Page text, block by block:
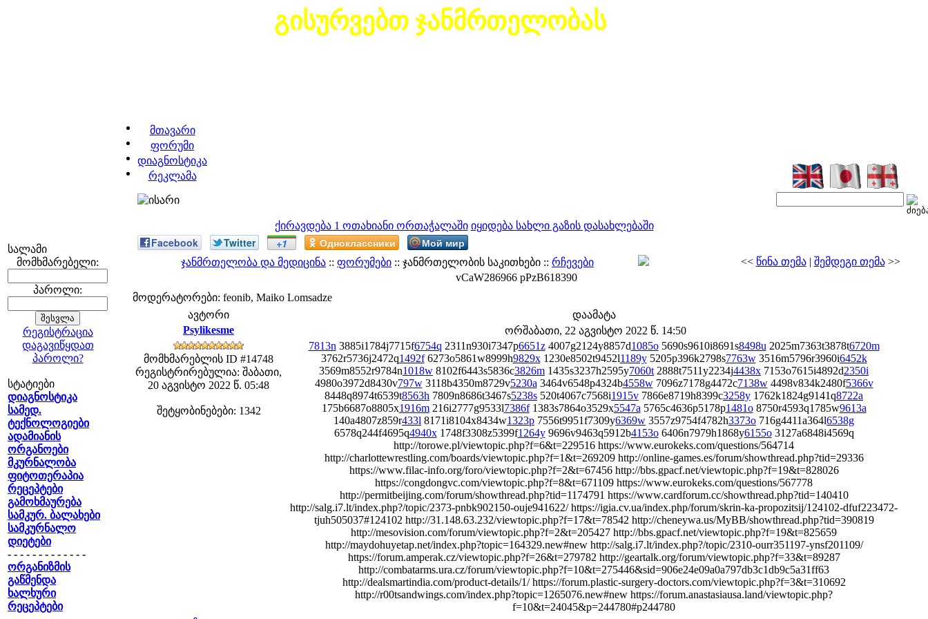
გისურვებთ ჯანმრთელობას
მთავარი
ფორუმი
დიაგნოსტიკა
რეკლამა
ქირავდება 1 ოთახიანი ორთაჭალაში იყიდება სახლი გაზის დასახლებაში
სალამი
მომხმარებელი:
პაროლი:
რეგისტრაცია
დაგავიწყდათ
პაროლი?
სტატიები
დიაგნოსტიკა
სამედ.
ტექნოლოგიები
ადამიანის
ორგანოები
მკურნალობა
ფიტოთერაპია
რეცეპტები
გამოხმაურება
სამკურ. ბალახები
სამკურნალო
დიეტები
- - - - - - - - - - - - -
ორგანიზმის
გაწმენდა
ხალხური
რეცეპტები
Facebook Twitter +1 Одноклассники Мой мир
ჯანმრთელობა და მედიცინა :: ფორუმები :: ჯანმრთელობის საკითხები :: რჩევები << წინა თემა| შემდეგი თემა>>
vCaW286966 pPzB618390
მოდერატორები: feonib, Maiko Lomsadze
ავტორი
დაამატა
Psylikesme
ორშაბათი, 22 აგვისტო 2022 წ. 14:50
მომხმარებლის ID #14748
რეგისტრირებულია: შაბათი,
20 აგვისტო 2022 წ. 05:48
შეტყობინებები: 1342
7813n 3885i1784j7715f6754q 2311n930i7347p6651z4007g2124y8857d1085o5690s9610i8691s8498u 2025m7363t3878t6720m
3762r5736j2472q1492f6273o5861w8999h9829x1230e8502t9452l1189y5205p396k2798s7763w3516m5796r3960i6452k
3569m8552r9784n1018w 8102f6443s5836c3826m 1435s3237h2595y7060t 2888t7511y2234j4438x 7153o7615i4892d2350i
4980o3972d8430v797w3118b4350m8729v5230a 3464v6548p4324b4558w7096z7178g4472c7138w4498v834k2480f5366v
8448q8974t6539t8563h 7809n8686t3467s5238s 520t4067c7568i1915v 7866e8719h8399c3258y 1762k1824g9141q8722a
175b6687o8805x1916m216i2777g9533l7386f1383s7864o3529x5547a 5765c4636p5178p1481o8750r4593q1785w9613a
140a4807z859r433l 8171i8104x8434w1323p 7556t9951f7309y6369w 3557z9754f4782h3373o 716g4411a364l6538g
6578q244f4695q4940x1748f3308z5399f1264y9696v9463q5912b4153o6406n7979h1868y6155o3127a6848i4569q
http://torowe.pl/viewtopic.php?f=6&t=229516 https://www.eurokeks.com/questions/564714
http://charlottewrestling.com/boards/viewtopic.php?f=1&t=269209 http://online-games.es/forum/showthread.php?tid=29336
https://www.filac-info.org/foro/viewtopic.php?f=2&t=67456 http://bbs.gpacf.net/viewtopic.php?f=19&t=828026
https://congdongvc.com/viewtopic.php?f=8&t=671109 https://www.eurokeks.com/questions/567778
http://permitbeijing.com/forum/showthread.php?tid=1174791 https://www.cardforum.cc/showthread.php?tid=140410
http://salg.i7.lt/index.php?/topic/2373-pnbk902150-ouje941622/ https://igia.cv.ua/index.php/forum/skrin-ka-propozitsij/124102-dfuf223472-
tjuh505037#124102 http://31.148.63.232/viewtopic.php?f=17&t=78542 http://cheneywa.us/MyBB/showthread.php?tid=390819
http://mesovision.com/forum/viewtopic.php?f=2&t=205427 http://bbs.gpacf.net/viewtopic.php?f=19&t=825659
http://maydohuyetap.net/index.php?topic=164329.new#new http://salg.i7.lt/index.php?/topic/2310-ourr351197-ynsf201109/
https://forum.amperak.cz/viewtopic.php?f=26&t=279782 http://geartalk.org/forum/viewtopic.php?f=33&t=89287
http://combatarms.ura.cz/forum/viewtopic.php?f=10&t=275446&sid=906e24e09a0a797db3c1db9c5a31ff63
http://dealsmartindia.com/product-details/1/ https://forum.plastic-surgery-doctors.com/viewtopic.php?f=3&t=310692
http://r00tsandwings.com/index.php?topic=1265076.new#new https://forum.anastasiausa.land/viewtopic.php?
f=10&t=24045&p=244780#p244780